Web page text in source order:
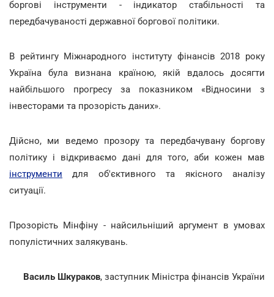
боргові інструменти - індикатор стабільності та
передбачуваності державної боргової політики.
В рейтингу Міжнародного інституту фінансів 2018 року
Україна була визнана країною, якій вдалось досягти
найбільшого прогресу за показником «Відносини з
інвесторами та прозорість даних».
Дійсно, ми ведемо прозору та передбачувану боргову
політику і відкриваємо дані для того, аби кожен мав
інструменти для об'єктивного та якісного аналізу
ситуації.
Прозорість Мінфіну - найсильніший аргумент в умовах
популістичних залякувань.
Василь Шкураков, заступник Міністра фінансів України